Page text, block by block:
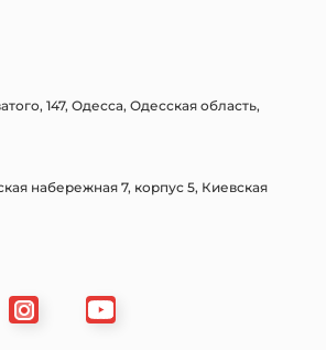
Tesla Toyota
Volvo
147, Одесса, Одесская область,
набережная 7, корпус 5, Киевская